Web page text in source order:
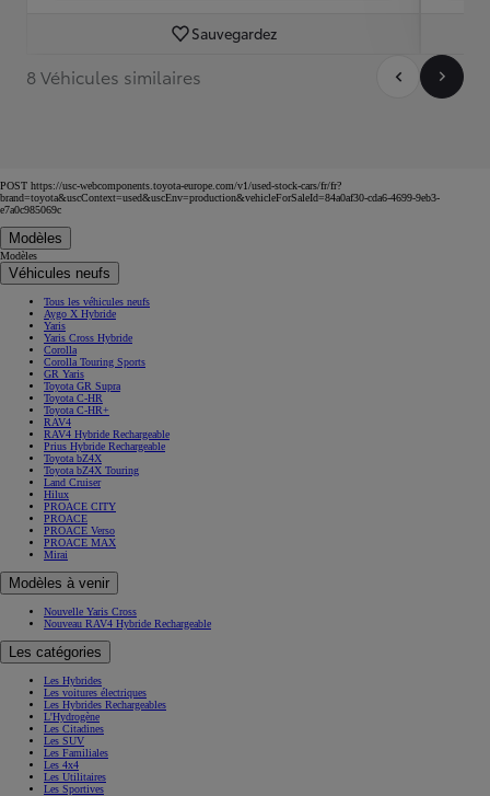
Sauvegardez
8 Véhicules similaires
POST https://usc-webcomponents.toyota-europe.com/v1/used-stock-cars/fr/fr?
brand=toyota&uscContext=used&uscEnv=production&vehicleForSaleId=84a0af30-cda6-4699-9eb3-
e7a0c985069c
Modèles
Modèles
Véhicules neufs
Tous les véhicules neufs
Aygo X Hybride
Yaris
Yaris Cross Hybride
Corolla
Corolla Touring Sports
GR Yaris
Toyota GR Supra
Toyota C-HR
Toyota C-HR+
RAV4
RAV4 Hybride Rechargeable
Prius Hybride Rechargeable
Toyota bZ4X
Toyota bZ4X Touring
Land Cruiser
Hilux
PROACE CITY
PROACE
PROACE Verso
PROACE MAX
Mirai
Modèles à venir
Nouvelle Yaris Cross
Nouveau RAV4 Hybride Rechargeable
Les catégories
Les Hybrides
Les voitures électriques
Les Hybrides Rechargeables
L'Hydrogène
Les Citadines
Les SUV
Les Familiales
Les 4x4
Les Utilitaires
Les Sportives